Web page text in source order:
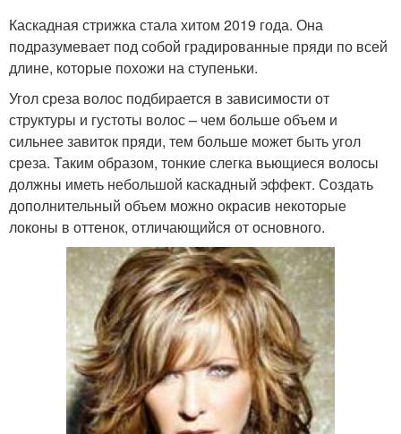
Каскадная стрижка стала хитом 2019 года. Она
подразумевает под собой градированные пряди по всей
длине, которые похожи на ступеньки.
Угол среза волос подбирается в зависимости от
структуры и густоты волос – чем больше объем и
сильнее завиток пряди, тем больше может быть угол
среза. Таким образом, тонкие слегка вьющиеся волосы
должны иметь небольшой каскадный эффект. Создать
дополнительный объем можно окрасив некоторые
локоны в оттенок, отличающийся от основного.